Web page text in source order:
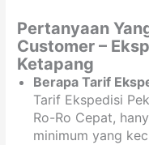
Pertanyaan
Customer –
Ketapang
Berapa Tarif
Tarif Ekspedisi
Ro-Ro Cepat,
minimum yang